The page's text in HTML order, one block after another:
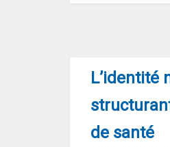
L’identité
de santé